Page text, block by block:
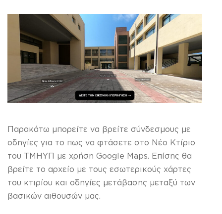
Παρακάτω μπορείτε να βρείτε σύνδεσμους με
οδηγίες για το πως να φτάσετε στο Νέο Κτίριο
του ΤΜΗΥΠ με χρήση Google Maps. Επίσης θα
βρείτε το αρχείο με τους εσωτερικούς χάρτες
του κτιρίου και οδηγίες μετάβασης μεταξύ των
βασικών αιθουσών μας.